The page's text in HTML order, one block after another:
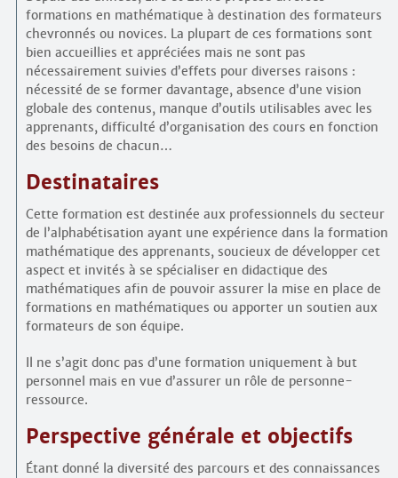
formations en mathématique à destination des formateurs
chevronnés ou novices. La plupart de ces formations sont
bien accueillies et appréciées mais ne sont pas
nécessairement suivies d’effets pour diverses raisons :
nécessité de se former davantage, absence d’une vision
globale des contenus, manque d’outils utilisables avec les
apprenants, difficulté d’organisation des cours en fonction
des besoins de chacun…
Destinataires
Cette formation est destinée aux professionnels du secteur
de l’alphabétisation ayant une expérience dans la formation
mathématique des apprenants, soucieux de développer cet
aspect et invités à se spécialiser en didactique des
mathématiques afin de pouvoir assurer la mise en place de
formations en mathématiques ou apporter un soutien aux
formateurs de son équipe.
Il ne s’agit donc pas d’une formation uniquement à but
personnel mais en vue d’assurer un rôle de personne-
ressource.
Perspective générale et objectifs
Étant donné la diversité des parcours et des connaissances